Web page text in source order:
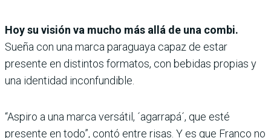
Hoy su visión va mucho más allá de una combi.
Sueña con una marca paraguaya capaz de estar
presente en distintos formatos, con bebidas propias y
una identidad inconfundible.
“Aspiro a una marca versátil, ´agarrapá´, que esté
presente en todo”, contó entre risas. Y es que Franco no